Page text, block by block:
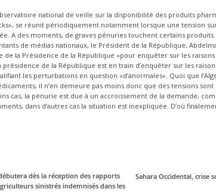
national de veille sur la disponibilité des produits
se réunit périodiquement notamment lorsque une tension
A des moments, de graves pénuries touchent certains produits.
de médias nationaux, le Président de la République,
de la Présidence de la République «pour enquêter sur les
présidence de la République est en train d’enquêter sur les
les perturbations en question «d’anormales». Quoi que
il n’en demeure pas moins donc que des tensions
cas, la pénurie est due à un accroissement de la demande,
dans d’autres cas la situation est inexpliquée. D’où
dès la réception des rapports
sinistrés indemnisés dans les
Sahara Occidental, crise